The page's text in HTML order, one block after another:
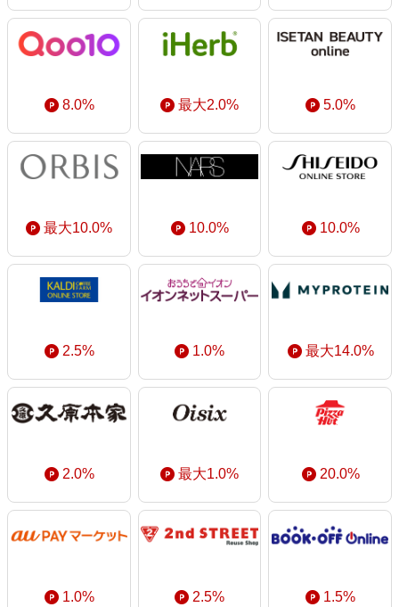
8.0% 最大2.0% 5.0%
最大10.0% 10.0% 10.0%
2.5% 1.0% 最大14.0%
2.0% 最大1.0% 20.0%
1.0% 2.5% 1.5%